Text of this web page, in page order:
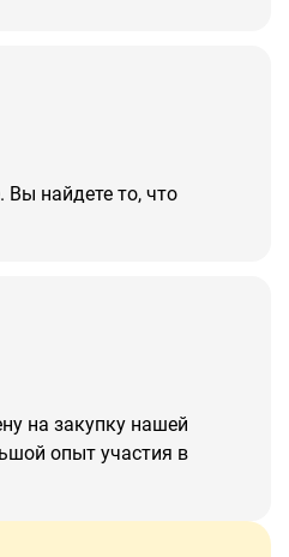
найдете то, что
на закупку нашей
опыт участия в